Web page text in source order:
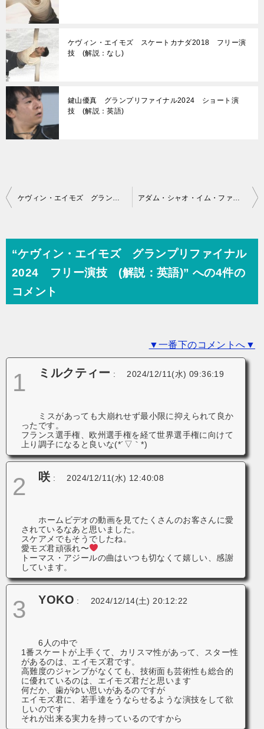
ケヴィン・エイモズ スケートカナダ2018 フリー演
技 (解説：なし)
鍵山優真 グランプリファイナル2024 ショート演
技 (解説：英語)
投
ビ
ゲ
ー
ケヴィン・エイモズ グランプリファイナル2024 ショート演技 (解説：英語) アダム・シャオ・イム・ファ 世界選手権2025 ショート演技 (解説：日本語)
“ケヴィン・エイモズ グランプリファイナル
2024 フリー演技 (解説：英語)” への4件の
コメント
▼一番下のコメントへ▼
1 ミルクティー : 2024/12/11(水) 09:36:19
ミスがあっても大崩れせず最小限に抑えられて良か
ったです。
フランス選手権、欧州選手権を経て世界選手権に向けて
上り調子になると良いな(*´▽｀*)
2 咲 : 2024/12/11(水) 12:40:08
ホームビデオの動画を見てたくさんのお客さんに愛
されているなあと思いました。
スケアメでもそうでしたね。
愛モズ君頑張れ〜
トーマス・アジールの曲はいつも切なくて嬉しい、感謝
しています。
3 YOKO : 2024/12/14(土) 20:12:22
6人の中で
1番スケートが上手くて、カリスマ性があって、スター性
があるのは、エイモズ君です。
高難度のジャンプがなくても、技術面も芸術性も総合的
に優れているのは、エイモズ君だと思います
何だか、歯がゆい思いがあるのですが
エイモズ君に、若手達をうならせるような演技をして欲
しいのです
それが出来る実力を持っているのですから